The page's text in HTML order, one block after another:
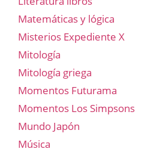
Matemáticas y lógica
Misterios Expediente X
Mitología
Mitología griega
Momentos Futurama
Momentos Los Simpsons
Mundo Japón
Música